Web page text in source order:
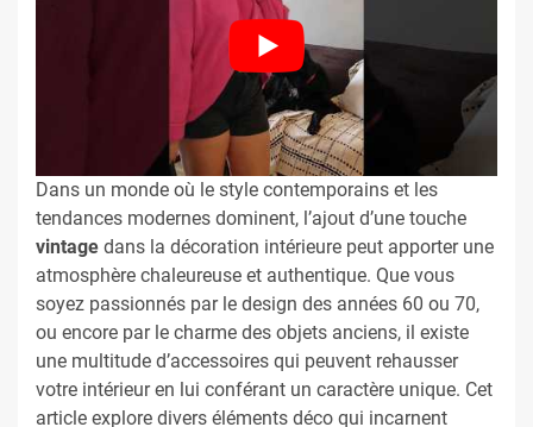
Dans un monde où le style contemporains et les
tendances modernes dominent, l’ajout d’une touche
vintage dans la décoration intérieure peut apporter une
atmosphère chaleureuse et authentique. Que vous
soyez passionnés par le design des années 60 ou 70,
ou encore par le charme des objets anciens, il existe
une multitude d’accessoires qui peuvent rehausser
votre intérieur en lui conférant un caractère unique. Cet
article explore divers éléments déco qui incarnent